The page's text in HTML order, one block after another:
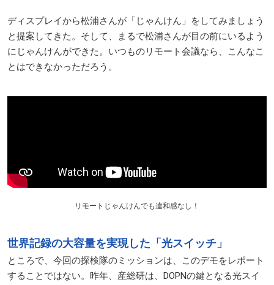
ディスプレイから松浦さんが「じゃんけん」をしてみましょう
と提案してきた。そして、まるで松浦さんが目の前にいるよう
にじゃんけんができた。いつものリモート会議なら、こんなこ
とはできなかっただろう。
リモートじゃんけんでも違和感なし！
世界記録の大容量を実現した「光スイッチ」
ところで、今回の探検隊のミッションは、このデモをレポート
することではない。昨年、産総研は、DOPNの鍵となる光スイ